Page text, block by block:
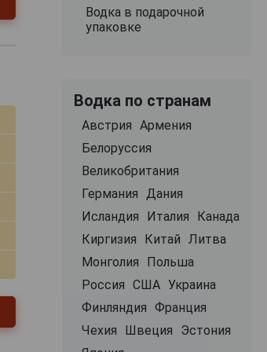
Водка в подарочной
упаковке
Водка по странам
Австрия Армения
Белоруссия
Великобритания
Германия
Дания
Исландия
Италия
Канада
Киргизия
Китай Литва
Монголия
Польша
Россия США Украина
Финляндия Франция
Чехия
Швеция
Эстония